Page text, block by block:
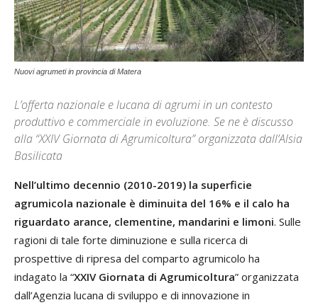
Nuovi agrumeti in provincia di Matera
L’offerta nazionale e lucana di agrumi in un contesto
produttivo e commerciale in evoluzione. Se ne è discusso
alla “XXIV Giornata di Agrumicoltura” organizzata dall’Alsia
Basilicata
Nell’ultimo decennio (2010-2019) la superficie
agrumicola nazionale è diminuita del 16% e il calo ha
riguardato arance, clementine, mandarini e limoni. Sulle
ragioni di tale forte diminuzione e sulla ricerca di
prospettive di ripresa del comparto agrumicolo ha
indagato la “XXIV Giornata di Agrumicoltura” organizzata
dall’Agenzia lucana di sviluppo e di innovazione in